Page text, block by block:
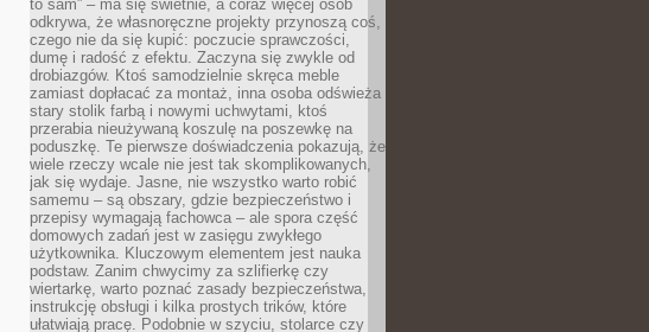
to sam” – ma się świetnie, a coraz więcej osób
odkrywa, że własnoręczne projekty przynoszą coś,
czego nie da się kupić: poczucie sprawczości,
dumę i radość z efektu. Zaczyna się zwykle od
drobiazgów. Ktoś samodzielnie skręca meble
zamiast dopłacać za montaż, inna osoba odświeża
stary stolik farbą i nowymi uchwytami, ktoś
przerabia nieużywaną koszulę na poszewkę na
poduszkę. Te pierwsze doświadczenia pokazują, że
wiele rzeczy wcale nie jest tak skomplikowanych,
jak się wydaje. Jasne, nie wszystko warto robić
samemu – są obszary, gdzie bezpieczeństwo i
przepisy wymagają fachowca – ale spora część
domowych zadań jest w zasięgu zwykłego
użytkownika. Kluczowym elementem jest nauka
podstaw. Zanim chwycimy za szlifierkę czy
wiertarkę, warto poznać zasady bezpieczeństwa,
instrukcję obsługi i kilka prostych trików, które
ułatwiają pracę. Podobnie w szyciu, stolarce czy